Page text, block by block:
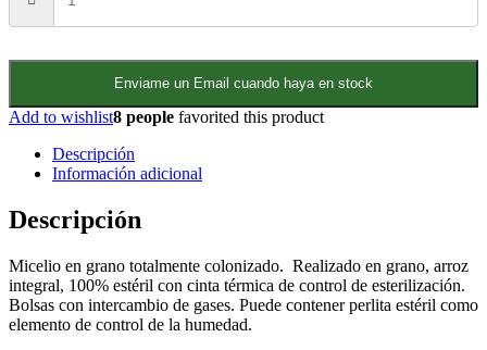
Enviame un Email cuando haya en stock
Add to wishlist8 people favorited this product
Descripción
Información adicional
Descripción
Micelio en grano totalmente colonizado. Realizado en grano, arroz
integral, 100% estéril con cinta térmica de control de esterilización.
Bolsas con intercambio de gases. Puede contener perlita estéril como
elemento de control de la humedad.